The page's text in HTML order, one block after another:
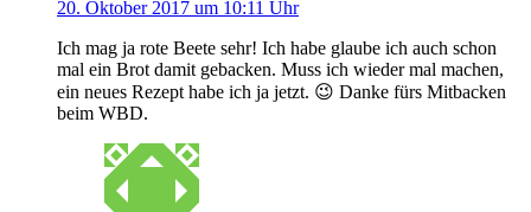
20. Oktober 2017 um 10:11 Uhr
Ich mag ja rote Beete sehr! Ich habe glaube ich auch schon
mal ein Brot damit gebacken. Muss ich wieder mal machen,
ein neues Rezept habe ich ja jetzt. 😉 Danke fürs Mitbacken
beim WBD.